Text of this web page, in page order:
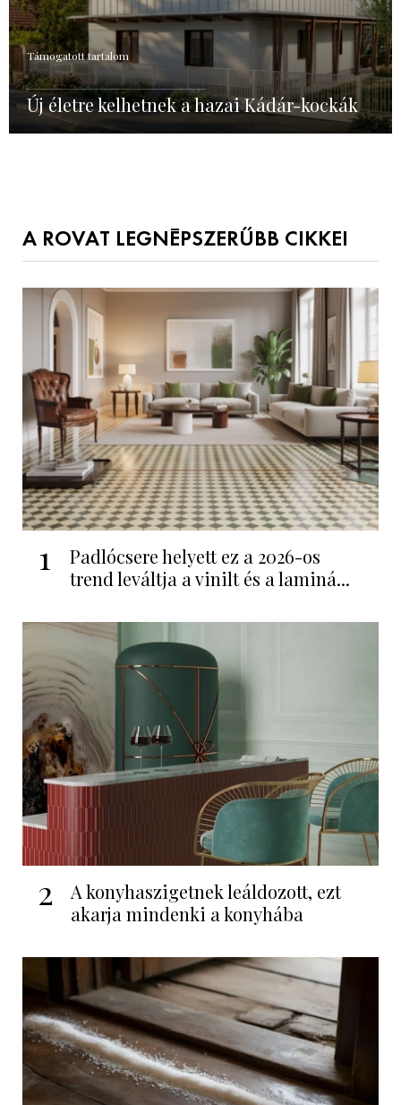
Támogatott tartalom
Új életre kelhetnek a hazai Kádár-kockák
A ROVAT LEGNÉPSZERŰBB CIKKEI
1
Padlócsere helyett ez a 2026-os
trend leváltja a vinilt és a laminá...
2
A konyhaszigetnek leáldozott, ezt
akarja mindenki a konyhába